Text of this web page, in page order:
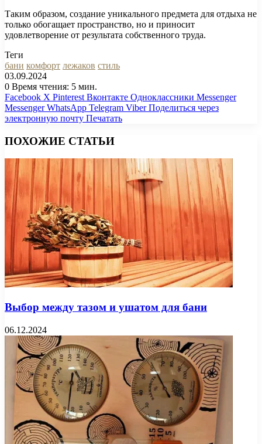
Таким образом, создание уникального предмета для отдыха не
только обогащает пространство, но и приносит
удовлетворение от результата собственного труда.
Теги
бани комфорт лежаков стиль
03.09.2024
0 Время чтения: 5 мин.
Facebook X Pinterest Вконтакте Одноклассники Messenger
Messenger WhatsApp Telegram Viber Поделиться через
электронную почту Печатать
ПОХОЖИЕ СТАТЬИ
Выбор между тазом и ушатом для бани
06.12.2024